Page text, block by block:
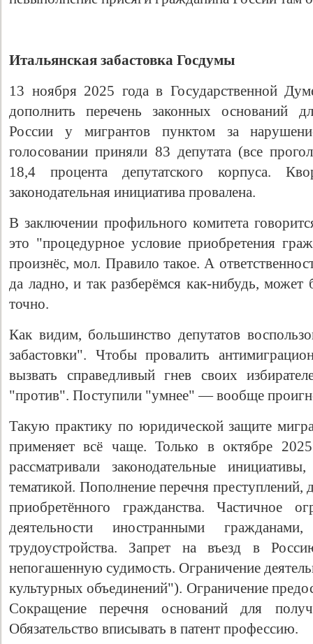
Итальянская забастовка Госдумы
13 ноября 2025 года в Государственной
дополнить перечень законных оснований
России у мигрантов пунктом за
голосовании приняли 83 депутата (все
18,4 процента депутатского корпуса.
законодательная инициатива провалена.
В заключении профильного комитета
это "процедурное условие приобретения
произнёс, мол. Правило такое. А
да ладно, и так разберёмся как-нибудь,
точно.
Как видим, большинство депутатов
забастовки". Чтобы провалить
вызвать справедливый гнев своих
"против". Поступили "умнее" — вообще
Такую практику по юридической защите
применяет всё чаще. Только в октябре
рассматривали законодательные
тематикой. Пополнение перечня
приобретённого гражданства. Частичное
деятельности иностранными
трудоустройства. Запрет на въезд в
непогашенную судимость. Ограничение
культурных объединений"). Ограничение
Сокращение перечня оснований для
Обязательство вписывать в патент профессию.